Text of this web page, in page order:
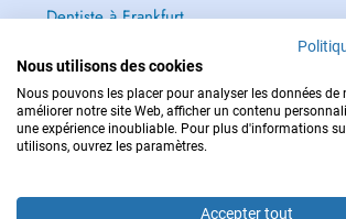
Dentiste à Frankfurt
Frankfurt
Tout voir →
Nous utilisons des cookies
Nous pouvons les placer pour analyser les données de
améliorer notre site Web, afficher un contenu
une expérience inoubliable. Pour plus d'informations
utilisons, ouvrez les paramètres.
Accepter tout